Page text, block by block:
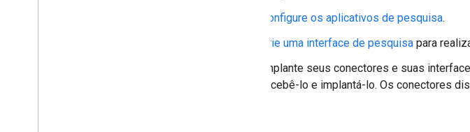
Configure os aplicativos de pesquisa.
Crie uma interface de pesquisa para
Implante seus conectores e suas
recebê-lo e implantá-lo. Os conectores